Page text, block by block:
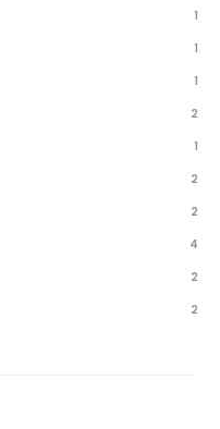
1
1
1
2
1
2
2
4
2
2